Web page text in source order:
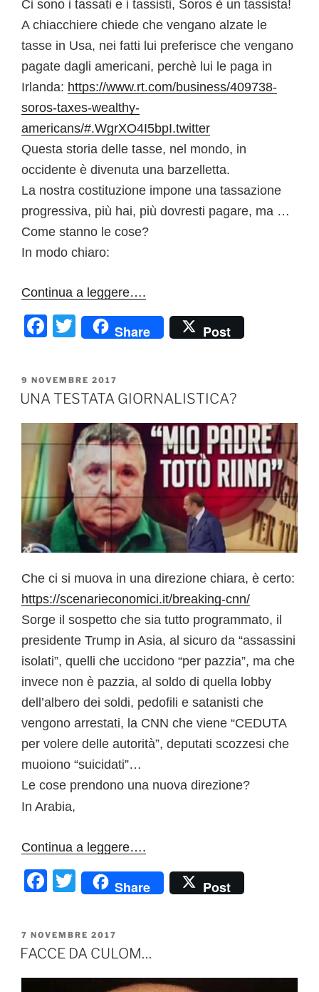
Ci sono i tassati e i tassisti, Soros è un tassista!
A chiacchiere chiede che vengano alzate le
tasse in Usa, nei fatti lui preferisce che vengano
pagate dagli americani, perchè lui le paga in
Irlanda: https://www.rt.com/business/409738-
soros-taxes-wealthy-
americans/#.WgrXO4I5bpI.twitter
Questa storia delle tasse, nel mondo, in
occidente è divenuta una barzelletta.
La nostra costituzione impone una tassazione
progressiva, più hai, più dovresti pagare, ma …
Come stanno le cose?
In modo chiaro:
Continua a leggere….
F
c
e
b
o
T
w
itt
er
Share Post
PUBBLICATO
IL
9 NOVEMBRE 2017
UNA TESTATA GIORNALISTICA?
Che ci si muova in una direzione chiara, è certo:
https://scenarieconomici.it/breaking-cnn/
Sorge il sospetto che sia tutto programmato, il
presidente Trump in Asia, al sicuro da “assassini
isolati”, quelli che uccidono “per pazzia”, ma che
invece non è pazzia, al soldo di quella lobby
dell’albero dei soldi, pedofili e satanisti che
vengono arrestati, la CNN che viene “CEDUTA
per volere delle autorità”, deputati scozzesi che
muoiono “suicidati”…
Le cose prendono una nuova direzione?
In Arabia,
Continua a leggere….
F
c
e
b
T
w
itt
er
Share Post
PUBBLICATO
IL
7 NOVEMBRE 2017
FACCE DA CULOM…